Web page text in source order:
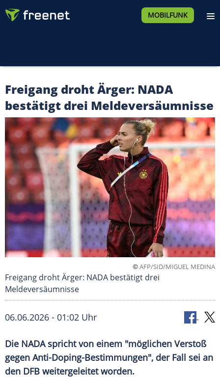
MOBILFUNK
Freigang droht Ärger: NADA
bestätigt drei Meldeversäumnisse
©AFP/SID/MIGUEL MEDINA
Freigang droht Ärger: NADA bestätigt drei
Meldeversäumnisse
06.06.2026 - 01:02 Uhr
Die NADA spricht von einem "möglichen Verstoß
gegen Anti-Doping-Bestimmungen", der Fall sei an
den DFB weitergeleitet worden.